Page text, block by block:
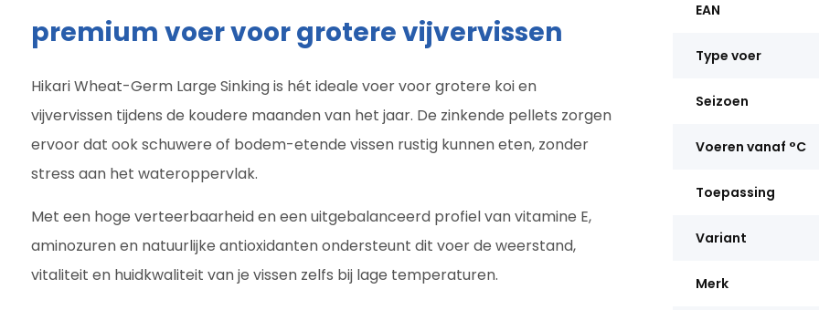
premium voer voor grotere vijvervissen
Hikari Wheat-Germ Large Sinking is hét ideale voer voor grotere koi en
vijvervissen tijdens de koudere maanden van het jaar. De zinkende pellets zorgen
ervoor dat ook schuwere of bodem-etende vissen rustig kunnen eten, zonder
stress aan het wateroppervlak.
Met een hoge verteerbaarheid en een uitgebalanceerd profiel van vitamine E,
aminozuren en natuurlijke antioxidanten ondersteunt dit voer de weerstand,
vitaliteit en huidkwaliteit van je vissen zelfs bij lage temperaturen.
EAN
Type voer
Seizoen
Voeren vanaf °C
Toepassing
Variant
Merk